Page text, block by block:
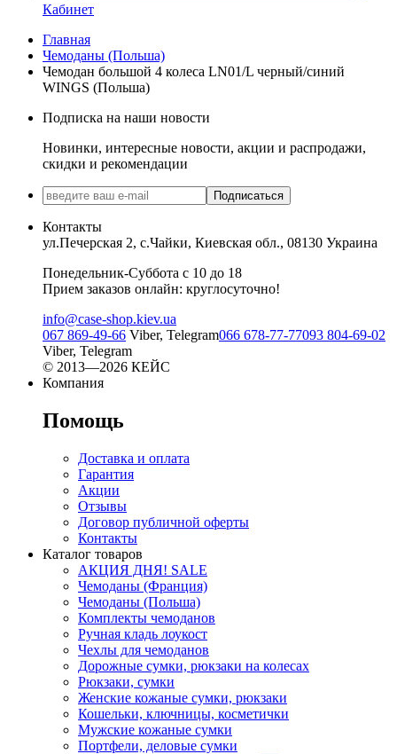
Кабинет
Главная
Чемоданы (Польша)
Чемодан большой 4 колеса LN01/L черный/синий
WINGS (Польша)
Подписка на наши новости
Новинки, интересные новости, акции и распродажи,
скидки и рекомендации
Подписаться
Контакты
ул.Печерская 2, с.Чайки, Киевская обл., 08130 Украина
Понедельник-Суббота с 10 до 18
Прием заказов онлайн: круглосуточно!
info@case-shop.kiev.ua
067 869-49-66 Viber, Telegram066 678-77-77093 804-69-02
Viber, Telegram
© 2013—2026 КЕЙС
Компания
Помощь
Доставка и оплата
Гарантия
Акции
Отзывы
Договор публичной оферты
Контакты
Каталог товаров
АКЦИЯ ДНЯ! SALE
Чемоданы (Франция)
Чемоданы (Польша)
Комплекты чемоданов
Ручная кладь лоукост
Чехлы для чемоданов
Дорожные сумки, рюкзаки на колесах
Рюкзаки, сумки
Женские кожаные сумки, рюкзаки
Кошельки, ключницы, косметички
Мужские кожаные сумки
Портфели, деловые сумки